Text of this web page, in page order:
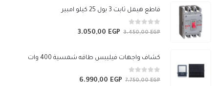
قاطع هيمل ثابت 3 بول 25 كيلو امبير
0 من 53.450,00EGP
السعر
هو:
3.050,00 EGP
السعر
هو:
كشاف واجهات فيليبس طاقه شمسية 400 وات
0 من 57.750,00EGP
السعر6.990,00 EGP